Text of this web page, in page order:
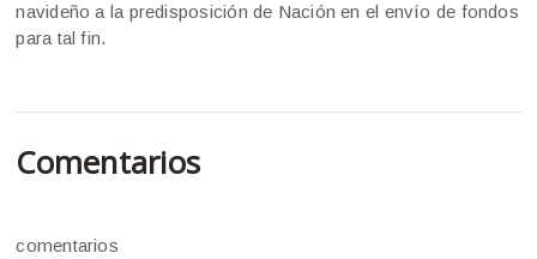
navideño a la predisposición de Nación en el envío de fondos
para tal fin.
Comentarios
comentarios